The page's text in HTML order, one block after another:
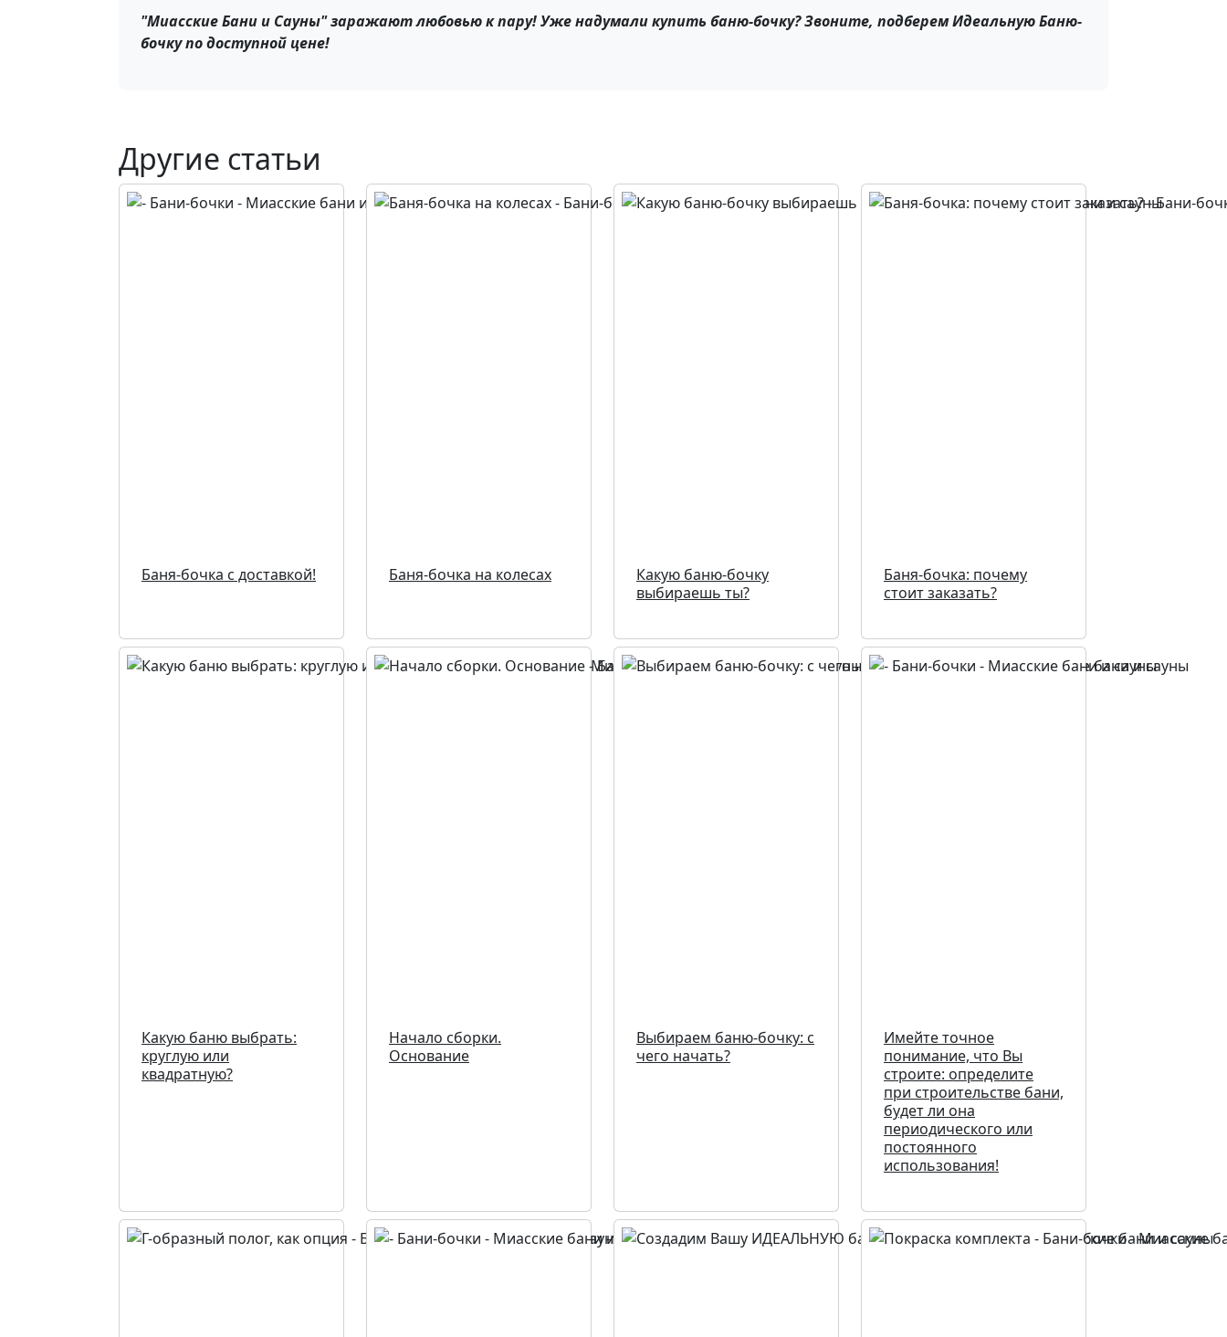
"Миасские Бани и Сауны" заражают любовью к пару! Уже надумали купить баню-бочку? Звоните, подберем Идеальную Баню-
бочку по доступной цене!
Другие статьи
Баня-бочка с доставкой! Баня-бочка на колесах
Какую баню-бочку
выбираешь ты?
Баня-бочка: почему
стоит заказать?
Какую баню выбрать:
круглую или
квадратную?
Начало сборки.
Основание
Выбираем баню-бочку: с
чего начать?
Имейте точное
понимание, что Вы
строите: определите
при строительстве бани,
будет ли она
периодического или
постоянного
использования!